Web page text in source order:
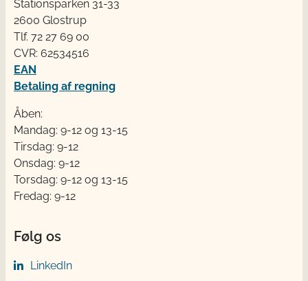
Stationsparken 31-33
2600 Glostrup
Tlf. 72 2​​​7 69 00
CVR: 62534516
EAN
Betaling af regning
Åben:
Mandag: 9-12 og 13-15
Tirsdag: 9-12
Onsdag: 9-12
Torsdag: 9-12 og 13-15
Fredag: 9-12
Følg os
LinkedIn